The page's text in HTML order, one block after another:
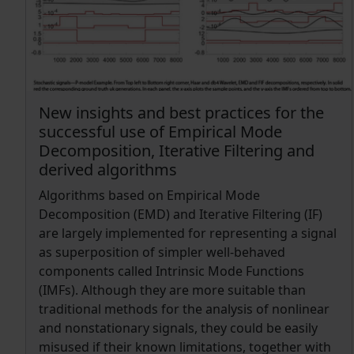
New insights and best practices for the
successful use of Empirical Mode
Decomposition, Iterative Filtering and
derived algorithms
Algorithms based on Empirical Mode
Decomposition (EMD) and Iterative Filtering (IF)
are largely implemented for representing a signal
as superposition of simpler well-behaved
components called Intrinsic Mode Functions
(IMFs). Although they are more suitable than
traditional methods for the analysis of nonlinear
and nonstationary signals, they could be easily
misused if their known limitations, together with